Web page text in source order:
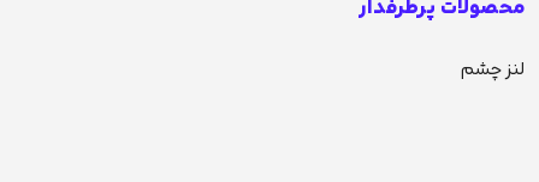
محصولات پرطرفدار
لنز چشم